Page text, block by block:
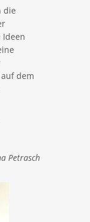
die
Ideen
dem
Petrasch